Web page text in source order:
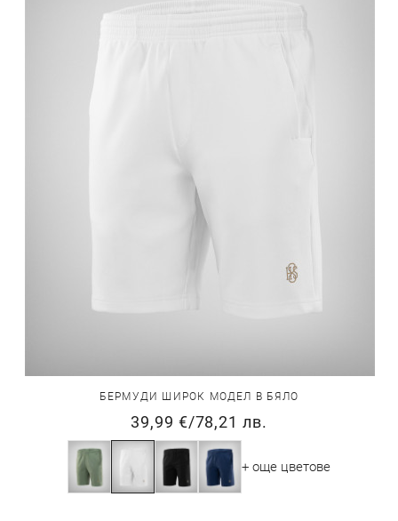
БЕРМУДИ ШИРОК МОДЕЛ В БЯЛО
39,99 €/78,21 лв.
+ още цветове